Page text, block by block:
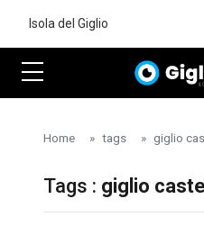
Isola del Giglio
Home tags giglio
Tags : giglio